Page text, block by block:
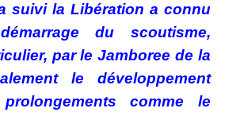
suivi la Libération a connu
du scoutisme,
par le Jamboree de la
le développement
comme le